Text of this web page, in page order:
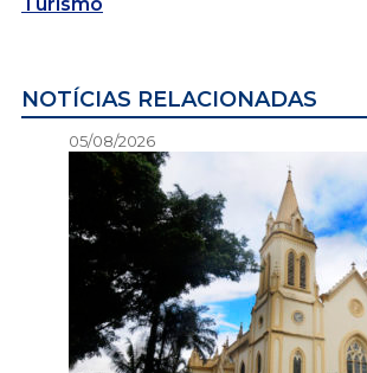
NOTÍCIAS RELACIONADAS
05/08/2026